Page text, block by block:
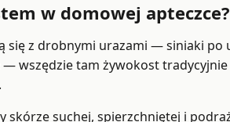
w domowej apteczce?
z drobnymi urazami — siniaki po
wszędzie tam żywokost
skórze suchej, spierzchniętej i